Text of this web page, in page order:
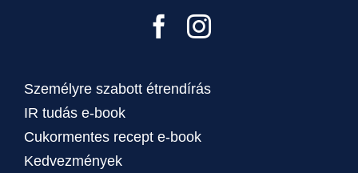
Személyre szabott étrendírás
IR tudás e-book
Cukormentes recept e-book
Kedvezmények